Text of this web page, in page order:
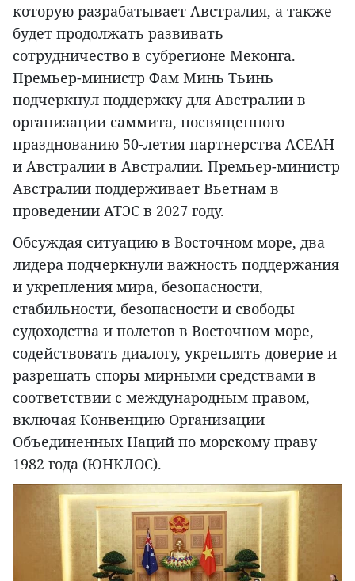
которую разрабатывает Австралия, а также
будет продолжать развивать
сотрудничество в субрегионе Меконга.
Премьер-министр Фам Минь Тьинь
подчеркнул поддержку для Австралии в
организации саммита, посвященного
празднованию 50-летия партнерства АСЕАН
и Австралии в Австралии. Премьер-министр
Австралии поддерживает Вьетнам в
проведении АТЭС в 2027 году.
Обсуждая ситуацию в Восточном море, два
лидера подчеркнули важность поддержания
и укрепления мира, безопасности,
стабильности, безопасности и свободы
судоходства и полетов в Восточном море,
содействовать диалогу, укреплять доверие и
разрешать споры мирными средствами в
соответствии с международным правом,
включая Конвенцию Организации
Объединенных Наций по морскому праву
1982 года (ЮНКЛОС).